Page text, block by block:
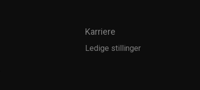
Karriere
Ledige stillinger